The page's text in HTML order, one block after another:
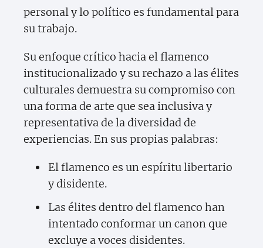
personal y lo político es fundamental para
su trabajo.
Su enfoque crítico hacia el flamenco
institucionalizado y su rechazo a las élites
culturales demuestra su compromiso con
una forma de arte que sea inclusiva y
representativa de la diversidad de
experiencias. En sus propias palabras:
El flamenco es un espíritu libertario
y disidente.
Las élites dentro del flamenco han
intentado conformar un canon que
excluye a voces disidentes.